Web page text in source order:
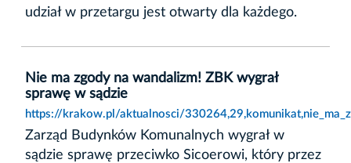
udział w przetargu jest otwarty dla każdego.
Nie ma zgody na wandalizm! ZBK wygrał
sprawę w sądzie
https://krakow.pl/aktualnosci/
Zarząd Budynków Komunalnych wygrał w
sądzie sprawę przeciwko Sicoerowi, który przez